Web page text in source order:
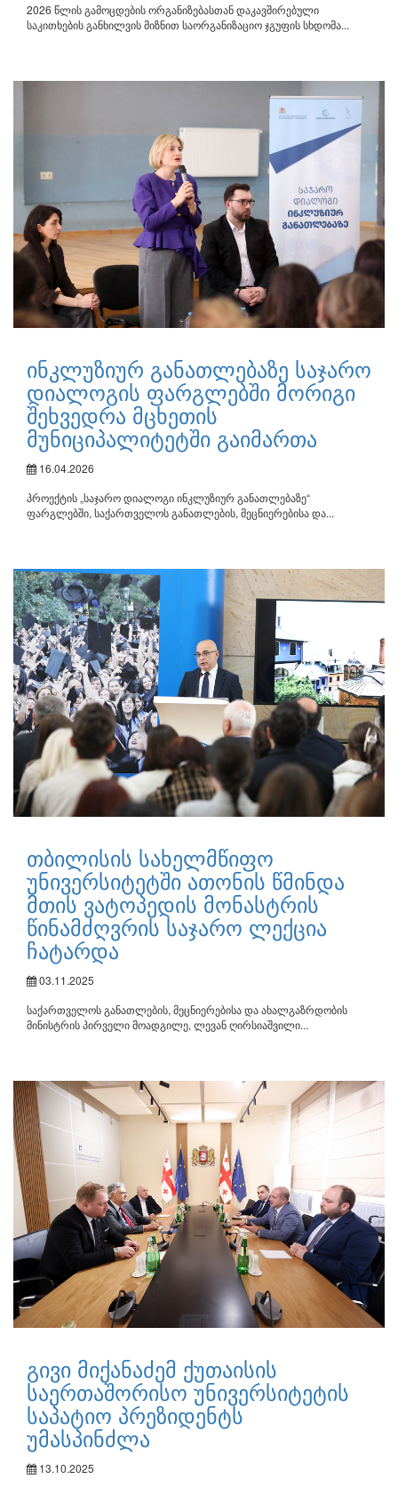
2026 წლის გამოცდების ორგანიზებასთან დაკავშირებული
საკითხების განხილვის მიზნით საორგანიზაციო ჯგუფის სხდომა...
ინკლუზიურ განათლებაზე საჯარო
დიალოგის ფარგლებში მორიგი
შეხვედრა მცხეთის
მუნიციპალიტეტში გაიმართა
16.04.2026
პროექტის „საჯარო დიალოგი ინკლუზიურ განათლებაზე“
ფარგლებში, საქართველოს განათლების, მეცნიერებისა და...
თბილისის სახელმწიფო
უნივერსიტეტში ათონის წმინდა
მთის ვატოპედის მონასტრის
წინამძღვრის საჯარო ლექცია
ჩატარდა
03.11.2025
საქართველოს განათლების, მეცნიერებისა და ახალგაზრდობის
მინისტრის პირველი მოადგილე, ლევან ღირსიაშვილი...
გივი მიქანაძემ ქუთაისის
საერთაშორისო უნივერსიტეტის
საპატიო პრეზიდენტს
უმასპინძლა
13.10.2025